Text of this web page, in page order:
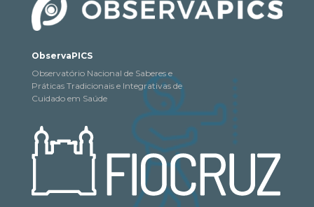
ObservaPICS
Observatório Nacional de Saberes e
Práticas Tradicionais e Integrativas de
Cuidado em Saúde